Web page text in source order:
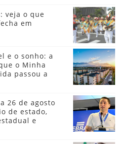
veja o que
em
e o sonho: a
o Minha
passou a
26 de agosto
de estado,
e